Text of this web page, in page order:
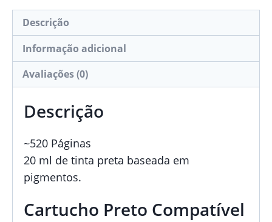
Black
Descrição
Informação adicional
Avaliações (0)
Descrição
~520 Páginas
20 ml de tinta preta baseada em
pigmentos.
Cartucho Preto Compatível